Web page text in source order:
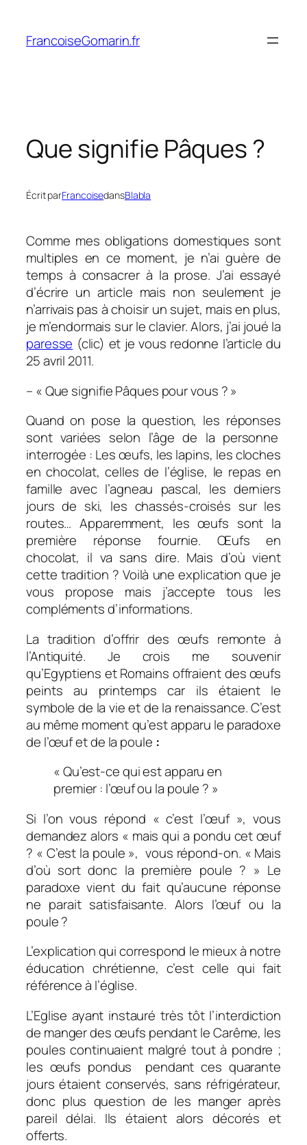
contenu
FrancoiseGomarin.fr
Que signifie Pâques ?
Écrit parFrancoisedansBlabla
Comme mes obligations domestiques sont
multiples en ce moment, je n’ai guère de
temps à consacrer à la prose. J’ai essayé
d’écrire un article mais non seulement je
n’arrivais pas à choisir un sujet, mais en plus,
je m’endormais sur le clavier. Alors, j’ai joué la
paresse (clic) et je vous redonne l’article du
25 avril 2011.
– « Que signifie Pâques pour vous ? »
Quand on pose la question, les réponses
sont variées selon l’âge de la personne
interrogée : Les œufs, les lapins, les cloches
en chocolat, celles de l’église, le repas en
famille avec l’agneau pascal, les derniers
jours de ski, les chassés-croisés sur les
routes… Apparemment, les œufs sont la
première réponse fournie. Œufs en
chocolat, il va sans dire. Mais d’où vient
cette tradition ? Voilà une explication que je
vous propose mais j’accepte tous les
compléments d’informations.
La tradition d’offrir des œufs remonte à
l’Antiquité. Je crois me souvenir
qu’Egyptiens et Romains offraient des œufs
peints au printemps car ils étaient le
symbole de la vie et de la renaissance. C’est
au même moment qu’est apparu le paradoxe
de l’œuf et de la poule :
« Qu’est-ce qui est apparu en
premier : l’œuf ou la poule ? »
Si l’on vous répond « c’est l’œuf », vous
demandez alors « mais qui a pondu cet œuf
? « C’est la poule », vous répond-on. « Mais
d’où sort donc la première poule ? » Le
paradoxe vient du fait qu’aucune réponse
ne parait satisfaisante. Alors l’œuf ou la
poule ?
L’explication qui correspond le mieux à notre
éducation chrétienne, c’est celle qui fait
référence à l’église.
L’Eglise ayant instauré très tôt l’interdiction
de manger des œufs pendant le Carême, les
poules continuaient malgré tout à pondre ;
les œufs pondus pendant ces quarante
jours étaient conservés, sans réfrigérateur,
donc plus question de les manger après
pareil délai. Ils étaient alors décorés et
offerts.